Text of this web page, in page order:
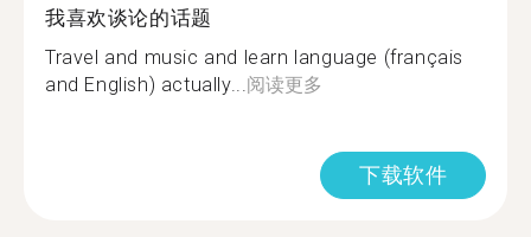
我喜欢谈论的话题
Travel and music and learn language (français
and English) actually...阅读更多
下载软件